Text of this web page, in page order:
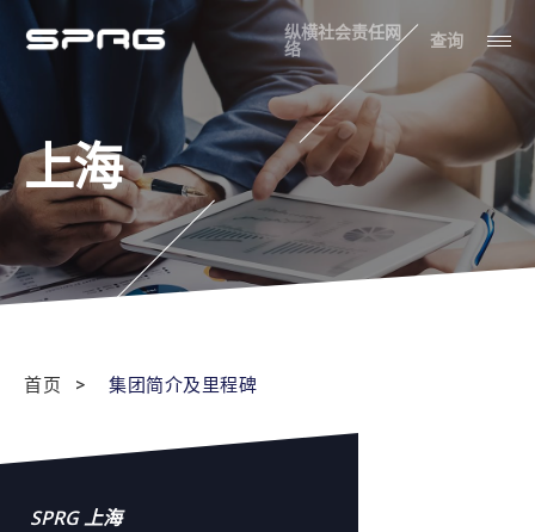
纵横社会责任网
络 查询
上海
首页 集团简介及里程碑
SPRG 上海